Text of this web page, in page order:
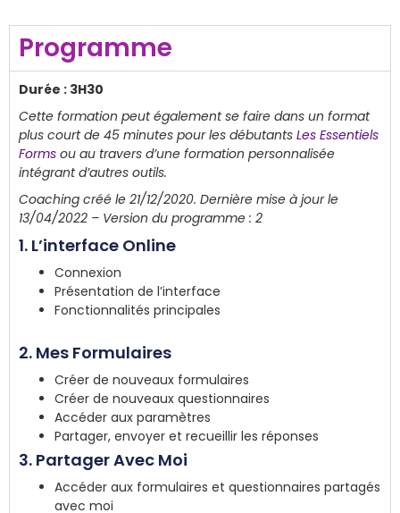
Programme
Durée : 3H30
Cette formation peut également se faire dans un format
plus court de 45 minutes pour les débutants Les Essentiels
Forms ou au travers d’une formation personnalisée
intégrant d’autres outils.
Coaching créé le 21/12/2020. Dernière mise à jour le
13/04/2022 – Version du programme : 2
1. L’interface Online
Connexion
Présentation de l’interface
Fonctionnalités principales
2. Mes Formulaires​
Créer de nouveaux formulaires​
Créer de nouveaux questionnaires​
Accéder aux paramètres​
Partager, envoyer et recueillir les réponses​
3. Partager Avec Moi​
Accéder aux formulaires et questionnaires partagés
avec moi​